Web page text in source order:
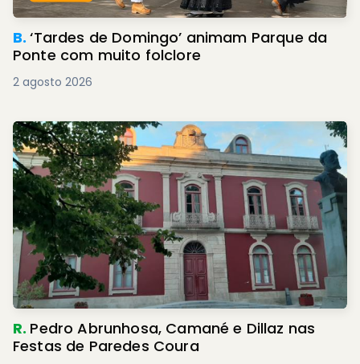
B.‘Tardes de Domingo’ animam Parque da
Ponte com muito folclore
2 agosto 2026
R. Pedro Abrunhosa, Camané e Dillaz nas
Festas de Paredes Coura